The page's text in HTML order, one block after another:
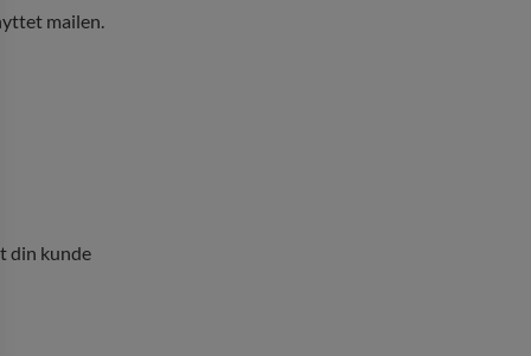
mailen.
din kunde